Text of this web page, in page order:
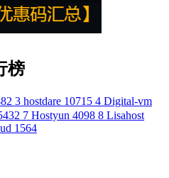
榜
3 hostdare 10715 4 Digital-vm
7 Hostyun 4098 8 Lisahost
1564